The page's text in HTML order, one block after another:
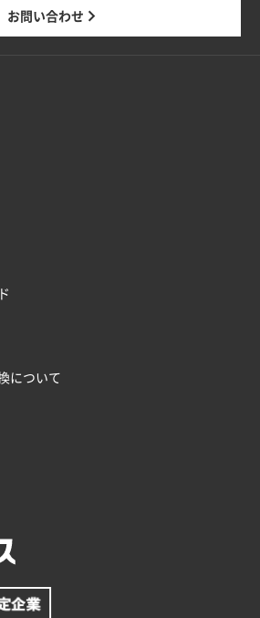
リ袋 A4サイズ 1000枚
し紙袋 M横サイズ(A4対応)
らしい
リーム 07
規格L4サイズ(B4対応)
100P
お問い合わせ
について